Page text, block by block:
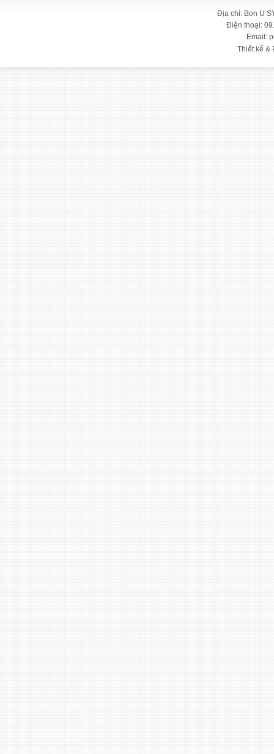
Địa chỉ: Bon U
Điện thoại:
Email:
Thiết kế &